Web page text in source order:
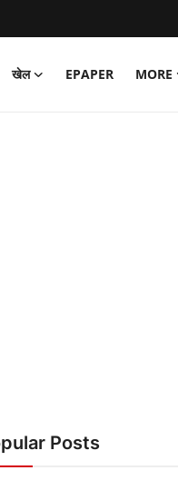
खेल EPAPER
MORE
Posts